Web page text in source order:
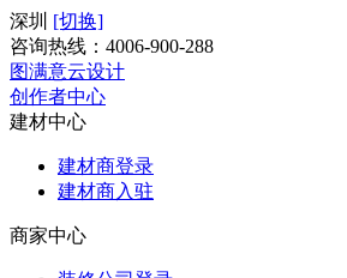
深圳 [切换]
咨询热线： 4006-900-288
图满意云设计
创作者中心
建材中心
建材商登录
建材商入驻
商家中心